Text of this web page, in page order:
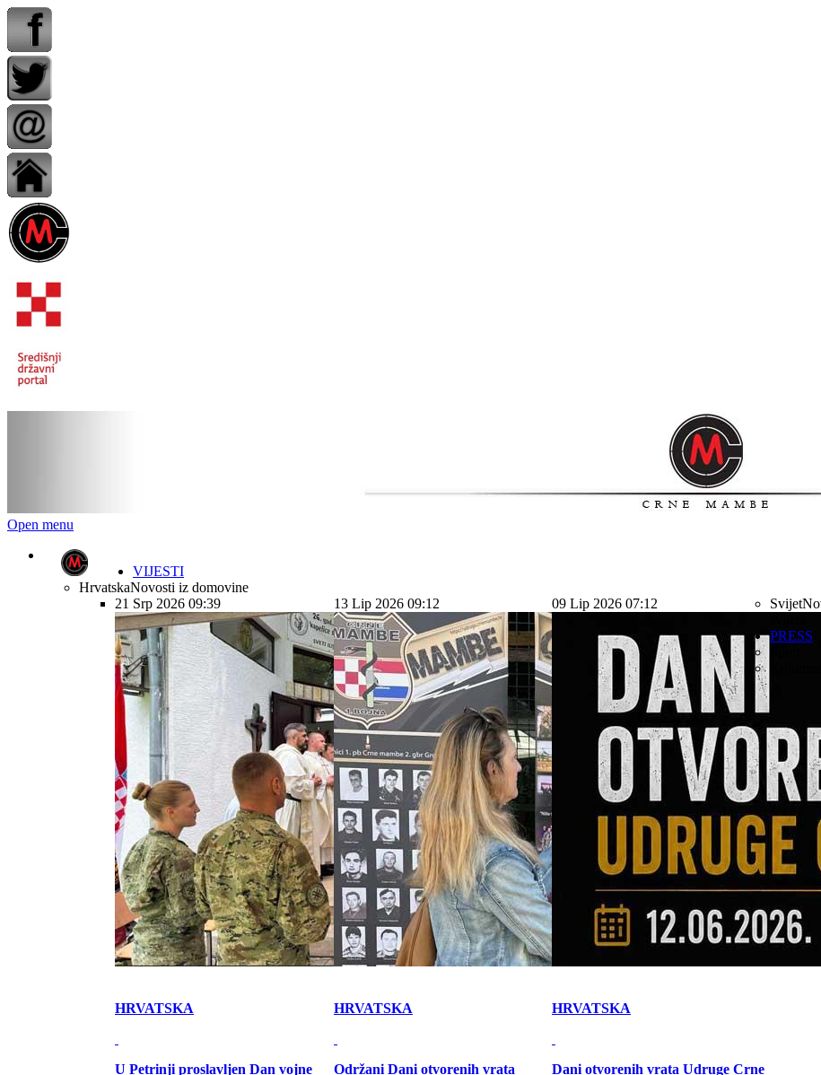
Open menu
VIJESTI
HrvatskaNovosti iz domovine
21 Srp 2026 09:39
HRVATSKA
U Petrinji proslavljen Dan vojne
13 Lip 2026 09:12
HRVATSKA
Održani Dani otvorenih vrata
09 Lip 2026 07:12
HRVATSKA
Dani otvorenih vrata Udruge Crne
Svijet
PRESS